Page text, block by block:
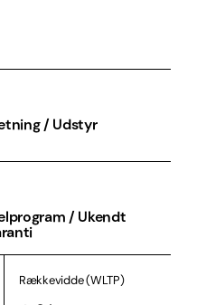
/ Udstyr
/ Ukendt
Rækkevidde (WLTP)